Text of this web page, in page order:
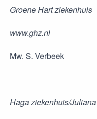
Groene Hart ziekenhuis
www.ghz.nl
Mw. S. Verbeek
Haga ziekenhuis/